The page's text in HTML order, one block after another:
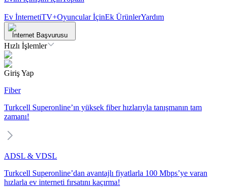
Ev İnternetiTV+Oyuncular İçinEk ÜrünlerYardım
İnternet Başvurusu
Hızlı İşlemler
Giriş Yap
Fiber
Turkcell Superonline’ın yüksek fiber hızlarıyla tanışmanın tam
zamanı!
ADSL & VDSL
Turkcell Superonline’dan avantajlı fiyatlarla 100 Mbps’ye varan
hızlarla ev interneti fırsatını kaçırma!